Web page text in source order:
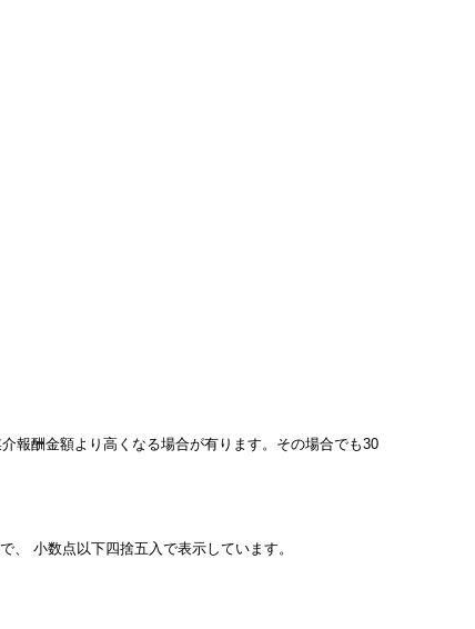
報酬金額より高くなる場合が有ります。その場合でも30
小数点以下四捨五入で表示しています。